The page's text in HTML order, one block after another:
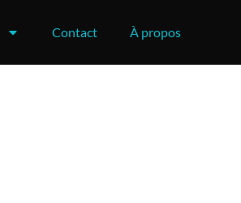
Contact À propos